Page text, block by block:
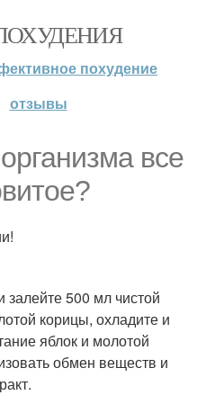
похудение
отзывы
все
залейте 500 мл чистой
корицы, охладите и
яблок и молотой
обмен веществ и